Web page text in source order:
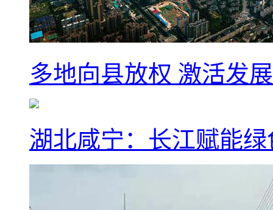
多地向县放权 激活发
湖北咸宁：长江赋能